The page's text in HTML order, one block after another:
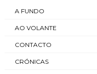
A FUNDO
AO VOLANTE
CONTACTO
CRÓNICAS